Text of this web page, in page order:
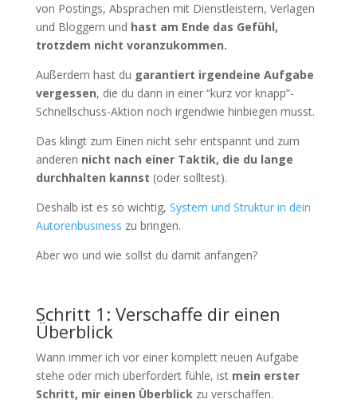
von Postings, Absprachen mit Dienstleistern, Verlagen
und Bloggern und hast am Ende das Gefühl,
trotzdem nicht voranzukommen.
Außerdem hast du garantiert irgendeine Aufgabe
vergessen, die du dann in einer “kurz vor knapp”-
Schnellschuss-Aktion noch irgendwie hinbiegen musst.
Das klingt zum Einen nicht sehr entspannt und zum
anderen nicht nach einer Taktik, die du lange
durchhalten kannst (oder solltest).
Deshalb ist es so wichtig, System und Struktur in dein
Autorenbusiness zu bringen.
Aber wo und wie sollst du damit anfangen?
Schritt 1: Verschaffe dir einen
Überblick
Wann immer ich vor einer komplett neuen Aufgabe
stehe oder mich überfordert fühle, ist mein erster
Schritt, mir einen Überblickzu verschaffen.